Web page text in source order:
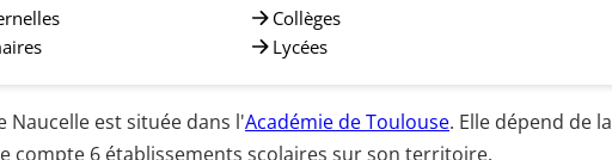
Collèges
Lycées
Naucelle est située dans l'Académie de Toulouse. Elle dépend de la
compte 6 établissements scolaires sur son territoire.